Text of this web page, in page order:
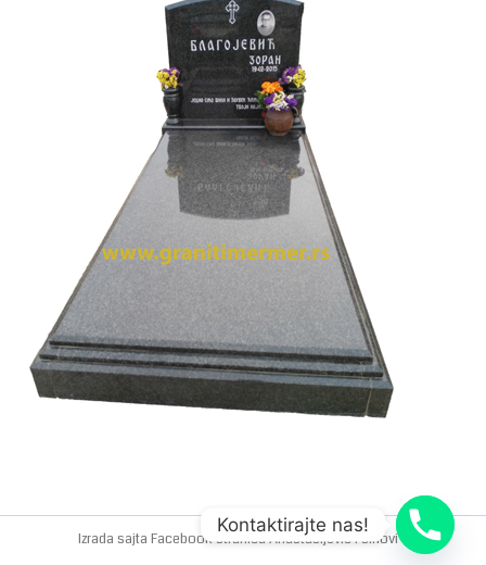
Izrada sajta Facebook stranicaAnastasijevic i sinovi
Kontaktirajte nas!